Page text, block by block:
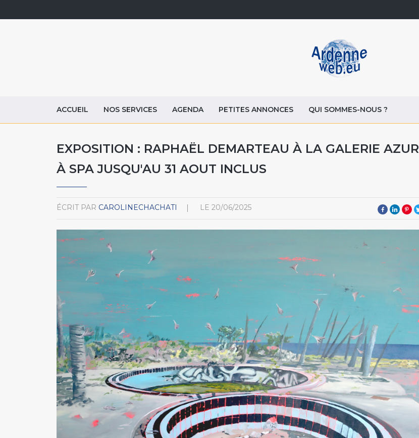
ACCUEIL NOS SERVICES AGENDA PETITES ANNONCES QUI SOMMES-NOUS ?
EXPOSITION : RAPHAËL DEMARTEAU À LA GALERIE AZUR
À SPA JUSQU'AU 31 AOUT INCLUS
ÉCRIT PAR CAROLINECHACHATI LE 20/06/2025